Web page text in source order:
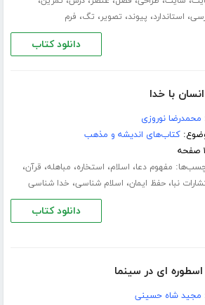
، استاندارد، پیوند، تصویر، تگ، فرم
دانلود کتاب
با خدا
محمدرضا نوروزی
کتاب‌های اندیشه و مذهب
مفهوم دعا، اسلام، استخاره، مباهله، قرآن،
نبا،حفظ ایمان، اسلام شناسی، خدا شناسی
دانلود کتاب
ای در سینما
مجید شاه حسینی